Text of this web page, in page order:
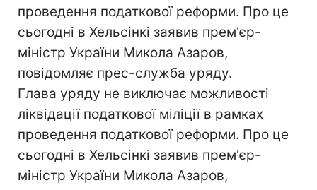
проведення податкової реформи. Про це
сьогодні в Хельсінкі заявив прем'єр-
міністр України Микола Азаров,
повідомляє прес-служба уряду.
Глава уряду не виключає можливості
ліквідації податкової міліції в рамках
проведення податкової реформи. Про це
сьогодні в Хельсінкі заявив прем'єр-
міністр України Микола Азаров,